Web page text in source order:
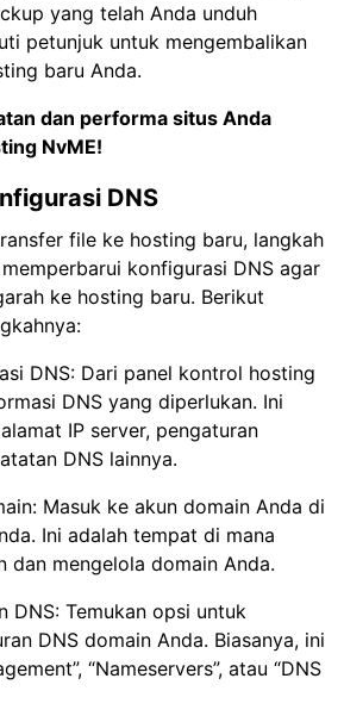
yang telah Anda unduh
petunjuk untuk mengembalikan
baru Anda.
dan performa situs Anda
NvME!
DNS
file ke hosting baru, langkah
konfigurasi DNS agar
ke hosting baru. Berikut
DNS: Dari panel kontrol hosting
DNS yang diperlukan. Ini
IP server, pengaturan
DNS lainnya.
Masuk ke akun domain Anda di
Ini adalah tempat di mana
dan mengelola domain Anda.
DNS: Temukan opsi untuk
DNS domain Anda. Biasanya, ini
“Nameservers”, atau “DNS